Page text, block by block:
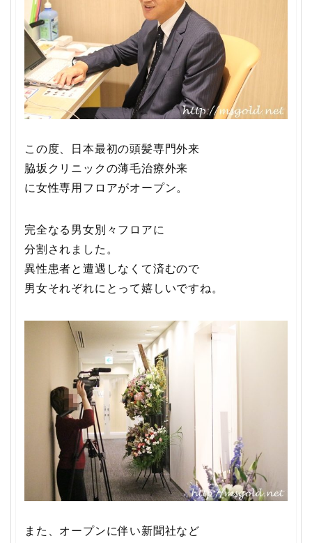
この度、日本最初の頭髪専門外来
脇坂クリニックの薄毛治療外来
に女性専用フロアがオープン。
完全なる男女別々フロアに
分割されました。
異性患者と遭遇しなくて済むので
男女それぞれにとって嬉しいですね。
また、オープンに伴い新聞社など